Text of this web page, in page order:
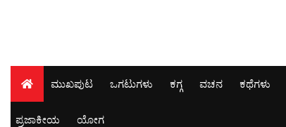
ಮುಖಪುಟ ಒಗಟುಗಳು ಕಗ್ಗ ವಚನ ಕಥೆಗಳು
ಪ್ರಜಾಕೀಯ ಯೋಗ